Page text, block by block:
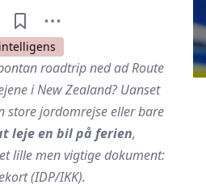
roadtrip ned ad Route
i New Zealand? Uanset
jordomrejse eller bare
leje en bil på ferien,
lille men vigtige dokument:
(IDP/IKK).